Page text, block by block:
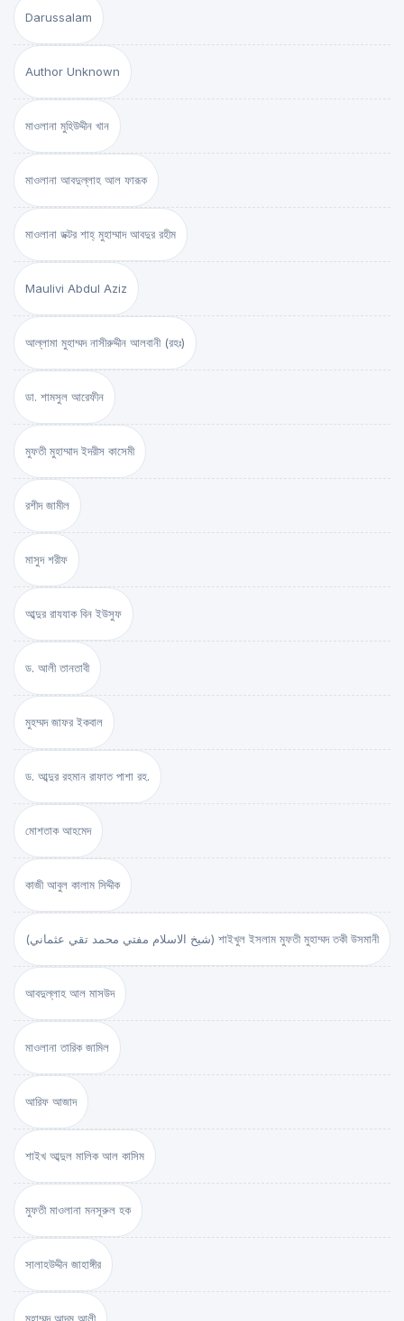
Darussalam
Author Unknown
মাওলানা মুহিউদ্দীন খান
মাওলানা আবদুল্লাহ আল ফারূক
মাওলানা ডক্টর শাহ্‌ মুহাম্মাদ আবদুর রহীম
Maulivi Abdul Aziz
আল্লামা মুহাম্মদ নাসীরুদ্দীন আলবানী (রহঃ)
ডা. শামসুল আরেফীন
মুফতী মুহাম্মাদ ইদরীস কাসেমী
রশীদ জামীল
মাসুদ শরীফ
আব্দুর রাযযাক বিন ইউসুফ
ড. আলী তানতাবী
মুহম্মদ জাফর ইকবাল
ড. আব্দুর রহমান রাফাত পাশা রহ.
মোশতাক আহমেদ
কাজী আবুল কালাম সিদ্দীক
(شيخ الاسلام مفتي محمد تقي عثماني) শাইখুল ইসলাম মুফতী মুহাম্মদ তকী উসমানী
আবদুল্লাহ আল মাসউদ
মাওলানা তারিক জামিল
আরিফ আজাদ
শাইখ আব্দুল মালিক আল কাসিম
মুফতী মাওলানা মনসূরুল হক
সালাহউদ্দীন জাহাঙ্গীর